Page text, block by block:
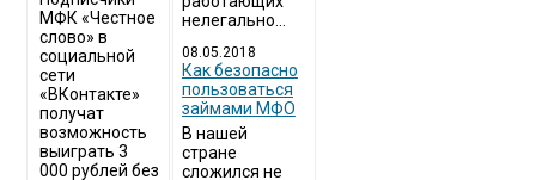
МФК «Честное
слово» в
социальной
сети
«ВКонтакте»
получат
возможность
выиграть 3
000 рублей без
нелегально...
08.05.2018
Как безопасно
пользоваться
займами МФО
В нашей
стране
сложился не